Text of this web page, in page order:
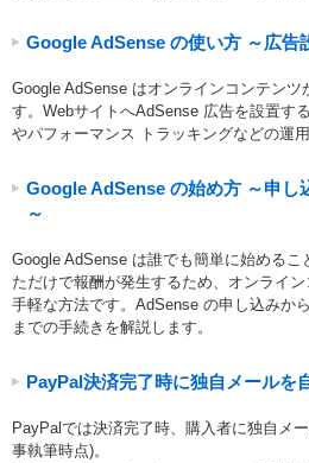
Google AdSense の使い方 ～広告
Google AdSense はオンラインコンテン
す。WebサイトへAdSense 広告を設置す
やパフォーマンス トラッキングなどの運
Google AdSense の始め方 ～申し
～
Google AdSense は誰でも簡単に始める
ただけで報酬が発生するため、オンライ
手軽な方法です。AdSense の申し込みか
までの手続きを解説します。
PayPal決済完了時に独自メールを
PayPalでは決済完了時、購入者に独自メ
事執筆時点)。